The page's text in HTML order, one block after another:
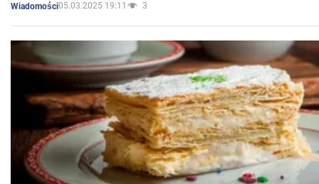
Wiadomości05.03.2025 19:11 3